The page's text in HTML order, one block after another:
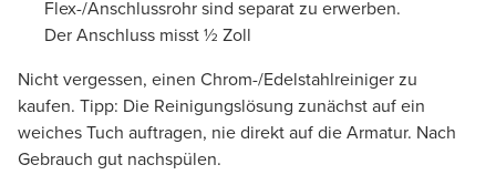
Flex-/Anschlussrohr sind separat zu erwerben.
Der Anschluss misst ½ Zoll
Nicht vergessen, einen Chrom-/Edelstahlreiniger zu
kaufen. Tipp: Die Reinigungslösung zunächst auf ein
weiches Tuch auftragen, nie direkt auf die Armatur. Nach
Gebrauch gut nachspülen.